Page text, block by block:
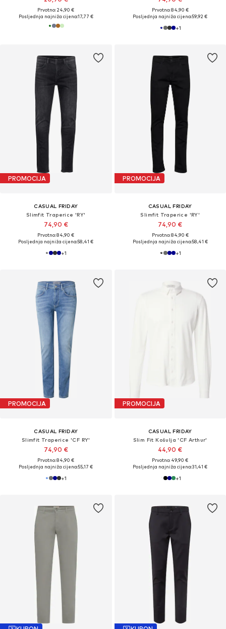
Prvotno: 24,90 €
Posljednja najniža cijena:17,77 €
Prvotno: 84,90 €
Posljednja najniža cijena:59,92 €
+1
PROMOCIJA
CASUAL FRIDAY
Slimfit Traperice 'RY'
74,90 €
Prvotno: 84,90 €
Posljednja najniža cijena:58,41 €
+1
PROMOCIJA
CASUAL FRIDAY
Slimfit Traperice 'RY'
74,90 €
Prvotno: 84,90 €
Posljednja najniža cijena:58,41 €
+1
PROMOCIJA
CASUAL FRIDAY
Slimfit Traperice 'CF RY'
74,90 €
Prvotno: 84,90 €
Posljednja najniža cijena:55,17 €
+1
PROMOCIJA
CASUAL FRIDAY
Slim Fit Košulja 'CF Arthur'
44,90 €
Prvotno: 49,90 €
Posljednja najniža cijena:31,41 €
+1